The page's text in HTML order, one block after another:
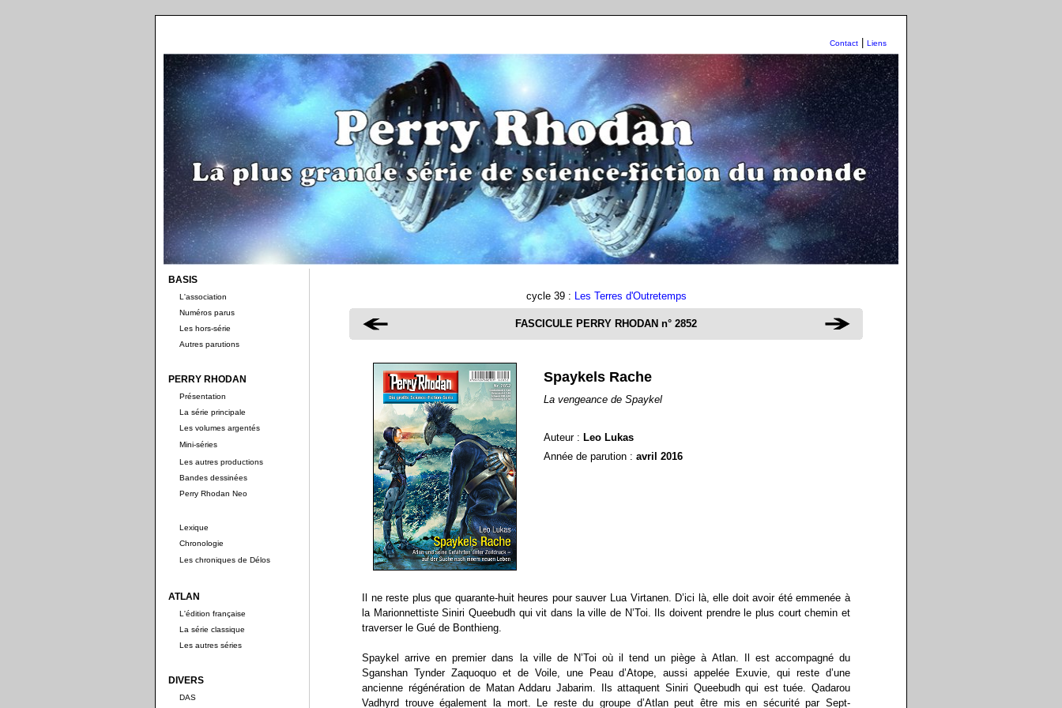
Contact Liens
BASIS
L'association
Numéros parus
Les hors-série
Autres parutions
PERRY RHODAN
Présentation
La série principale
Les volumes argentés
Mini-séries
Les autres productions
Bandes dessinées
Perry Rhodan Neo
Lexique
Chronologie
Les chroniques de Délos
ATLAN
L'édition française
La série classique
Les autres séries
DIVERS
DAS
cycle 39 : Les Terres d'Outretemps
FASCICULE PERRY RHODAN n° 2852
Spaykels Rache
La vengeance de Spaykel
Auteur : Leo Lukas
Année de parution : avril 2016
Il ne reste plus que quarante-huit heures pour sauver Lua Virtanen. D’ici là, elle doit avoir été emmenée à
la Marionnettiste Siniri Queebudh qui vit dans la ville de N’Toi. Ils doivent prendre le plus court chemin et
traverser le Gué de Bonthieng.
Spaykel arrive en premier dans la ville de N’Toi où il tend un piège à Atlan. Il est accompagné du
Sganshan Tynder Zaquoquo et de Voile, une Peau d’Atope, aussi appelée Exuvie, qui reste d’une
ancienne régénération de Matan Addaru Jabarim. Ils attaquent Siniri Queebudh qui est tuée. Qadarou
Vadhyrd trouve également la mort. Le reste du groupe d’Atlan peut être mis en sécurité par Sept-